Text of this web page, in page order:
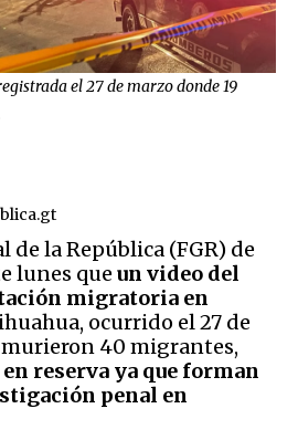
el 27 de marzo donde 19
de la República (FGR) de
lunes que un video del
migratoria en
ocurrido el 27 de
murieron 40 migrantes,
en reserva ya que forman
penal en